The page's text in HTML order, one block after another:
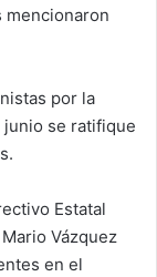
mencionaron
por la
se ratifique
Estatal
Vázquez
en el